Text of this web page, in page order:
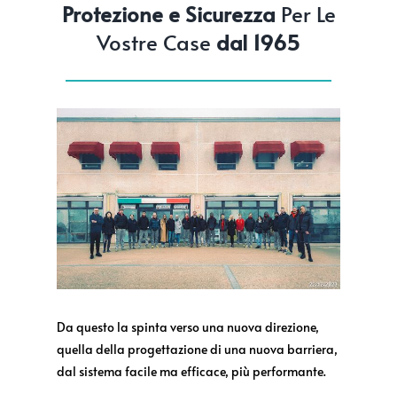
Protezione e Sicurezza Per Le
Vostre Case dal 1965
Da questo la spinta verso una nuova direzione,
quella della progettazione di una nuova barriera,
dal sistema facile ma efficace, più performante.